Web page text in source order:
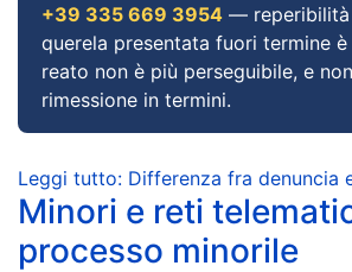
+39 335 669 3954 — reperibilità
querela presentata fuori termine
reato non è più perseguibile, e
rimessione in termini.
Leggi tutto: Differenza fra denuncia
Minori e reti
processo minorile